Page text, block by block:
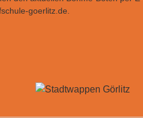
goerlitz.de